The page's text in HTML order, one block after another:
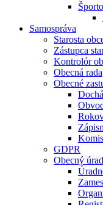
Samospráva
Starosta
Zástupca
Kontrolór
Obecná rada
Obecné
GDPR
Obecný úrad